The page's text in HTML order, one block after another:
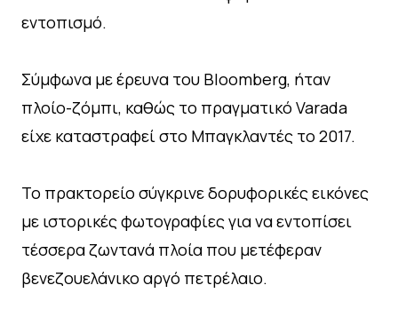
εντοπισμό.
Σύμφωνα με έρευνα του Bloomberg, ήταν
πλοίο-ζόμπι, καθώς το πραγματικό Varada
είχε καταστραφεί στο Μπαγκλαντές το 2017.
Το πρακτορείο σύγκρινε δορυφορικές εικόνες
με ιστορικές φωτογραφίες για να εντοπίσει
τέσσερα ζωντανά πλοία που μετέφεραν
βενεζουελάνικο αργό πετρέλαιο.